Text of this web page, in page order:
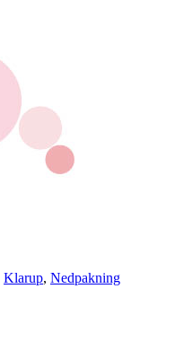
Klarup, Nedpakning